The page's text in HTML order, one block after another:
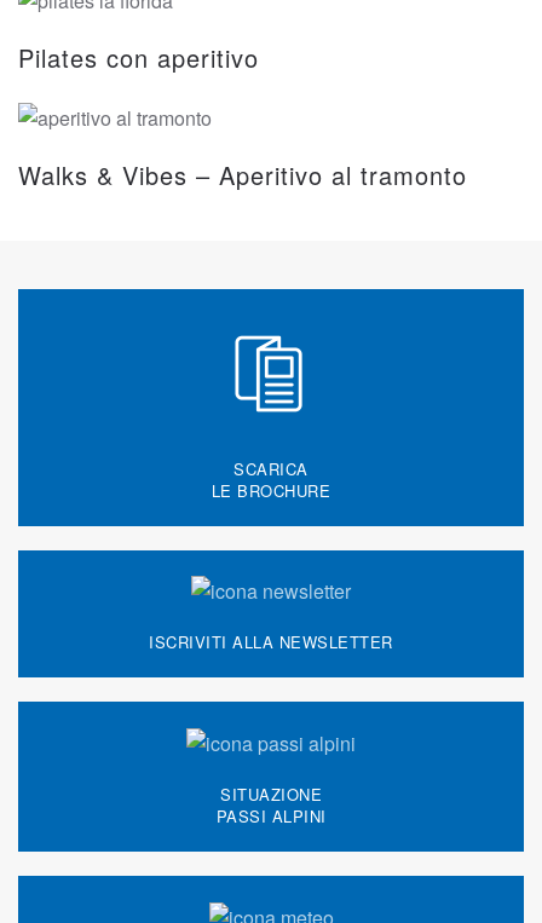
Pilates con aperitivo
Walks & Vibes – Aperitivo al tramonto
SCARICA
LE BROCHURE
ISCRIVITI ALLA NEWSLETTER
SITUAZIONE
PASSI ALPINI